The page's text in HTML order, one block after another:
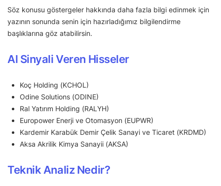
Söz konusu göstergeler hakkında daha fazla bilgi edinmek için
yazının sonunda senin için hazırladığımız bilgilendirme
başlıklarına göz atabilirsin.
Al Sinyali Veren Hisseler
Koç Holding (KCHOL)
Odine Solutions (ODINE)
Ral Yatırım Holding (RALYH)
Europower Enerji ve Otomasyon (EUPWR)
Kardemir Karabük Demir Çelik Sanayi ve Ticaret (KRDMD)
Aksa Akrilik Kimya Sanayii (AKSA)
Teknik Analiz Nedir?